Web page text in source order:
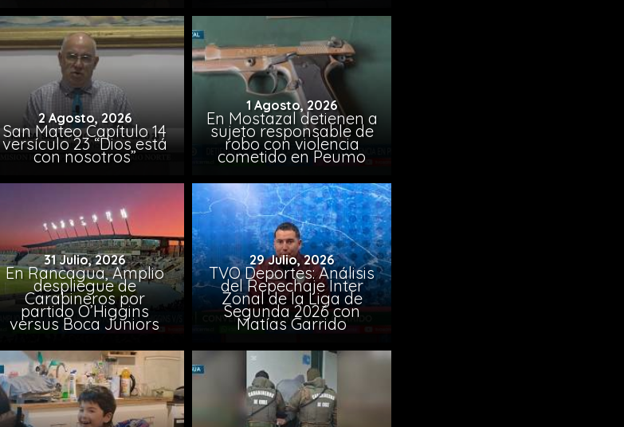
2 Agosto, 2026
San Mateo Capítulo 14
versículo 23 “Dios está
con nosotros”
1 Agosto, 2026
En Mostazal detienen a
sujeto responsable de
robo con violencia
cometido en Peumo
31 Julio, 2026
En Rancagua, Amplio
despliegue de
Carabineros por
partido O’Higgins
versus Boca Juniors
29 Julio, 2026
TVO Deportes: Análisis
del Repechaje Inter
Zonal de la Liga de
Segunda 2026 con
Matías Garrido